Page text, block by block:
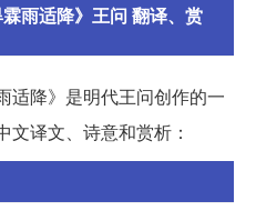
雨适降》王问 翻译、赏
适降》是明代王问创作的一
译文、诗意和赏析：